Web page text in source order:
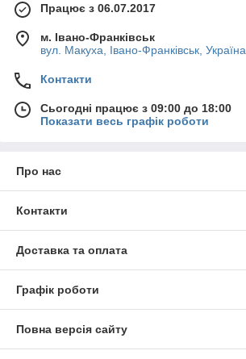
Працює з 06.07.2017
м. Івано-Франківськ
вул. Макуха, Івано-Франківськ, Україна
Контакти
Сьогодні працює з 09:00 до 18:00
Показати весь графік роботи
Про нас
Контакти
Доставка та оплата
Графік роботи
Повна версія сайту